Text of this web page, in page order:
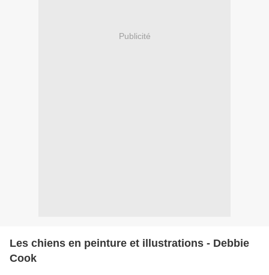
Publicité
Les chiens en peinture et illustrations - Debbie
Cook